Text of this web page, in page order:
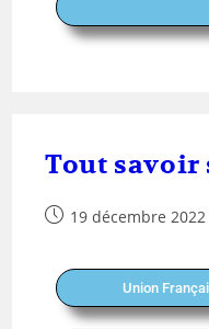
Tout savoir
19 décembre 2022
Union